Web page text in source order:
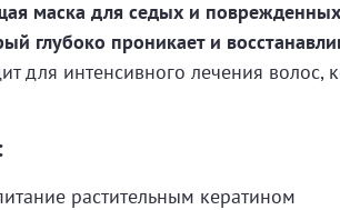
маска для седых и
глубоко проникает и
для интенсивного лечения
растительным кератином